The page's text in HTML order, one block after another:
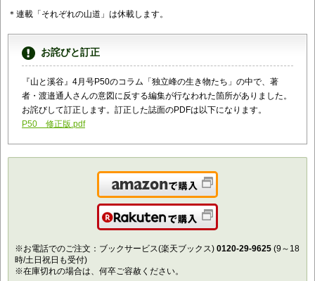
＊連載「それぞれの山道」は休載します。
お詫びと訂正
『山と溪谷』4月号P50のコラム「独立峰の生き物たち」の中で、著
者・渡邉通人さんの意図に反する編集が行なわれた箇所がありました。
お詫びして訂正します。訂正した誌面のPDFは以下になります。
P50 修正版.pdf
Amazonで購入
楽天で購入
※お電話でのご注文：ブックサービス(楽天ブックス) 0120-29-9625 (9～18
時/土日祝日も受付)
※在庫切れの場合は、何卒ご容赦ください。